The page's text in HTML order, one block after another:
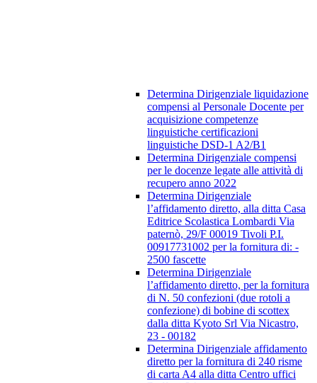
Determina Dirigenziale liquidazione
compensi al Personale Docente per
acquisizione competenze
linguistiche certificazioni
linguistiche DSD-1 A2/B1
Determina Dirigenziale compensi
per le docenze legate alle attività di
recupero anno 2022
Determina Dirigenziale
l’affidamento diretto, alla ditta Casa
Editrice Scolastica Lombardi Via
paternò, 29/F 00019 Tivoli P.I.
00917731002 per la fornitura di: -
2500 fascette
Determina Dirigenziale
l’affidamento diretto, per la fornitura
di N. 50 confezioni (due rotoli a
confezione) di bobine di scottex
dalla ditta Kyoto Srl Via Nicastro,
23 - 00182
Determina Dirigenziale affidamento
diretto per la fornitura di 240 risme
di carta A4 alla ditta Centro uffici